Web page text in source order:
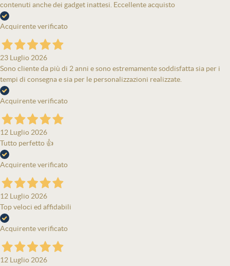
contenuti anche dei gadget inattesi. Eccellente acquisto
Acquirente verificato
23 Luglio 2026
Sono cliente da più di 2 anni e sono estremamente soddisfatta sia per i
tempi di consegna e sia per le personalizzazioni realizzate.
Acquirente verificato
12 Luglio 2026
Tutto perfetto 👍
Acquirente verificato
12 Luglio 2026
Top veloci ed affidabili
Acquirente verificato
12 Luglio 2026